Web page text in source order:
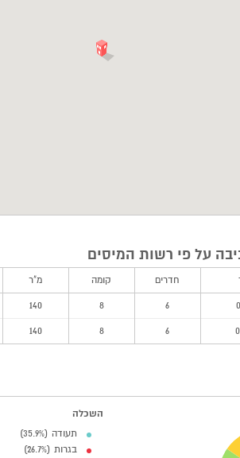
על פי רשות המיסים
חדרים קומה מ"ר
6
8
140
6
8
140
השכלה
תעודה (35.9%)
בגרות (26.7%)